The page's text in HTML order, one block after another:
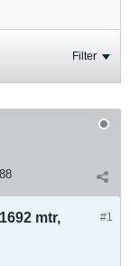
Filter
#1
mtr,